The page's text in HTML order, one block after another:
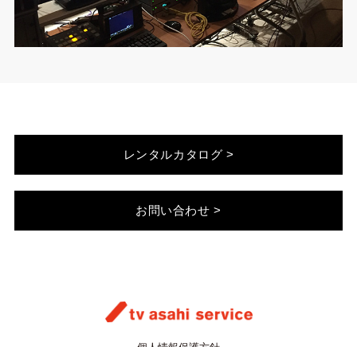
レンタルカタログ >
お問い合わせ >